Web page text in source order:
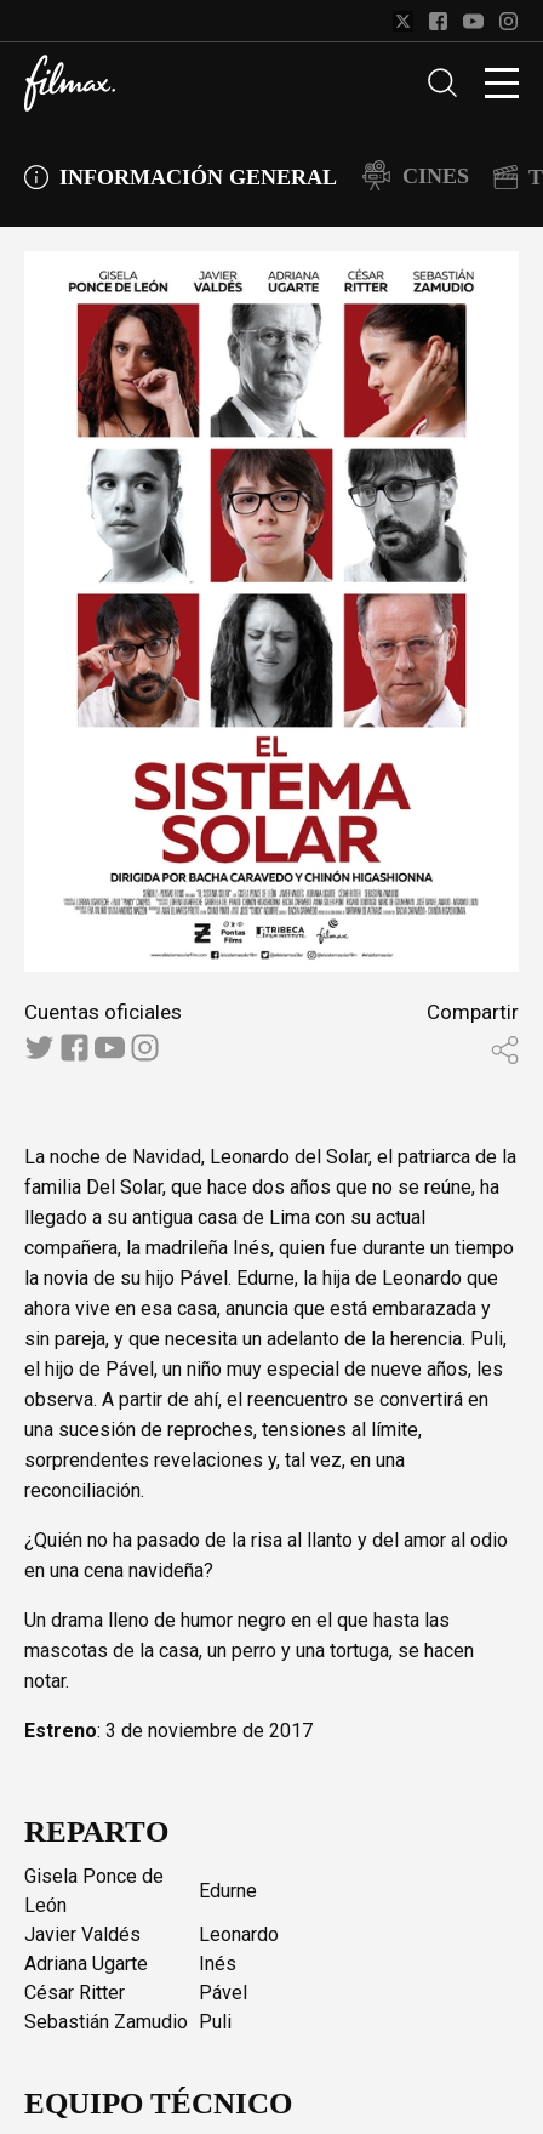
INFORMACIÓN GENERAL CINES
Cuentas oficiales Compartir
La noche de Navidad, Leonardo del Solar, el patriarca de la
familia Del Solar, que hace dos años que no se reúne, ha
llegado a su antigua casa de Lima con su actual
compañera, la madrileña Inés, quien fue durante un tiempo
la novia de su hijo Pável. Edurne, la hija de Leonardo que
ahora vive en esa casa, anuncia que está embarazada y
sin pareja, y que necesita un adelanto de la herencia. Puli,
el hijo de Pável, un niño muy especial de nueve años, les
observa. A partir de ahí, el reencuentro se convertirá en
una sucesión de reproches, tensiones al límite,
sorprendentes revelaciones y, tal vez, en una
reconciliación.
¿Quién no ha pasado de la risa al llanto y del amor al odio
en una cena navideña?
Un drama lleno de humor negro en el que hasta las
mascotas de la casa, un perro y una tortuga, se hacen
notar.
Estreno: 3 de noviembre de 2017
REPARTO
Gisela Ponce de
León
Edurne
Javier Valdés
Leonardo
Adriana Ugarte
Inés
César Ritter
Pável
Sebastián Zamudio Puli
EQUIPO TÉCNICO